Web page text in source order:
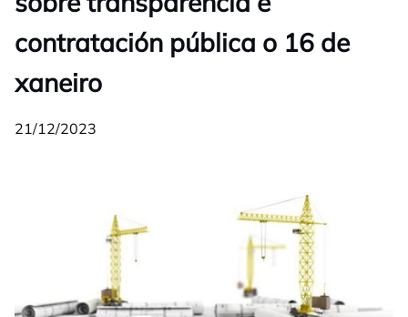
contratación pública o 16 de
xaneiro
21/12/2023